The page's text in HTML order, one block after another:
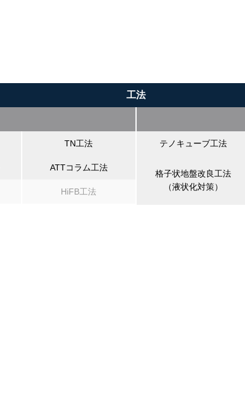
工法
TN工法
ATTコラム工法
HiFB工法
テノキューブ工法
格子状地盤改良工法
（液状化対策）